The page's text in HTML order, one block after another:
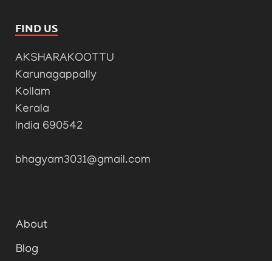
FIND US
AKSHARAKOOTTU
Karunagappally
Kollam
Kerala
India 690542
bhagyam3031@gmail.com
About
Blog